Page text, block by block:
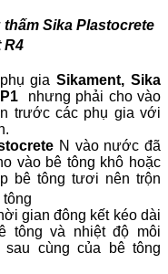
Sika Plastocrete
R4
giaSikament, Sika
nhưng phải cho vào
trước các phụ gia với
N vào nước đã
vào bê tông khô hoặc
bê tông tươi nên trộn
tông
gian đông kết kéo dài
tông và nhiệt độ môi
cùng của bê tông